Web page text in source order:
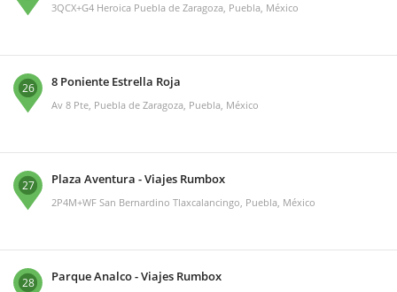
3QCX+G4 Heroica Puebla de Zaragoza, Puebla, México
26 8 Poniente Estrella Roja
Av 8 Pte, Puebla de Zaragoza, Puebla, México
27 Plaza Aventura - Viajes Rumbox
2P4M+WF San Bernardino Tlaxcalancingo, Puebla, México
28 Parque Analco - Viajes Rumbox